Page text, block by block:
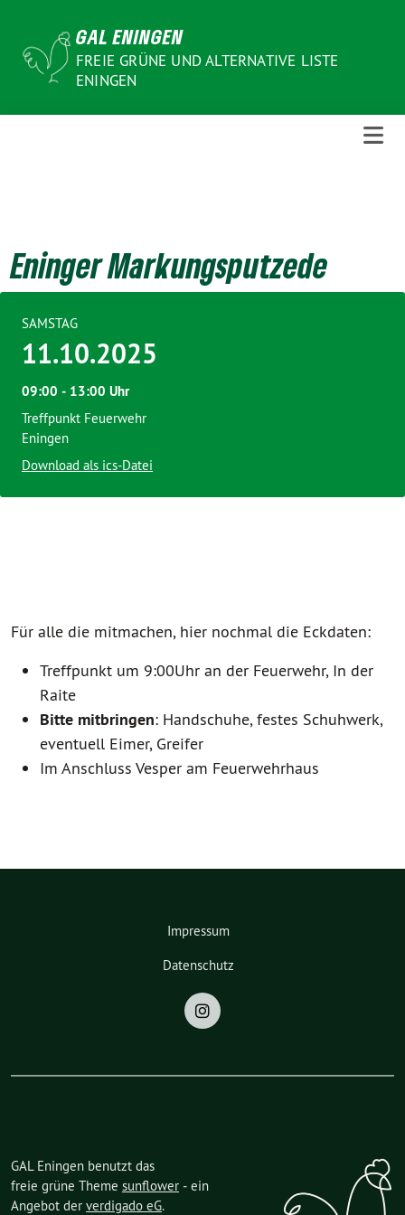
Inhalt
GAL ENINGEN
FREIE GRÜNE UND ALTERNATIVE LISTE
ENINGEN
Eninger Markungsputzede
SAMSTAG
11.10.2025
09:00 ‐ 13:00 Uhr
Treffpunkt Feuerwehr
Eningen
Download als ics-Datei
Für alle die mitmachen, hier nochmal die Eckdaten:
Treffpunkt um 9:00Uhr an der Feuerwehr, In der
Raite
Bitte mitbringen: Handschuhe, festes Schuhwerk,
eventuell Eimer, Greifer
Im Anschluss Vesper am Feuerwehrhaus
Impressum
Datenschutz
GAL Eningen benutzt das
freie grüne Theme sunflower ‐ ein
Angebot der verdigado eG.